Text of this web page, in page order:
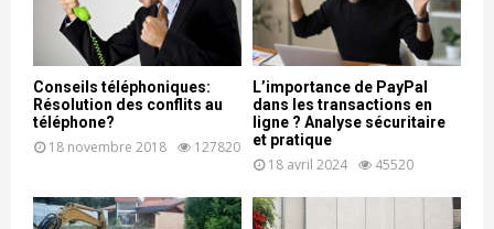
Conseils téléphoniques:
Résolution des conflits au
téléphone?
18 novembre 2018 127820
L’importance de PayPal
dans les transactions en
ligne ? Analyse sécuritaire
et pratique
18 avril 2024 45520